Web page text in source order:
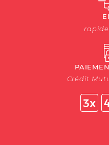
Crédit